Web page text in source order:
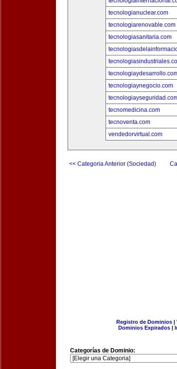
tecnologianuclear.com
tecnologiarenovable.com
tecnologiasanitaria.com
tecnologiaynegocio.com
tecnomedicina.com
tecnoventa.com
vendedorvirtual.com
<< Categoria Anterior (Sociedad)
Registro de Dominios|
Dominios Expirados |
Categorías de Dominio: